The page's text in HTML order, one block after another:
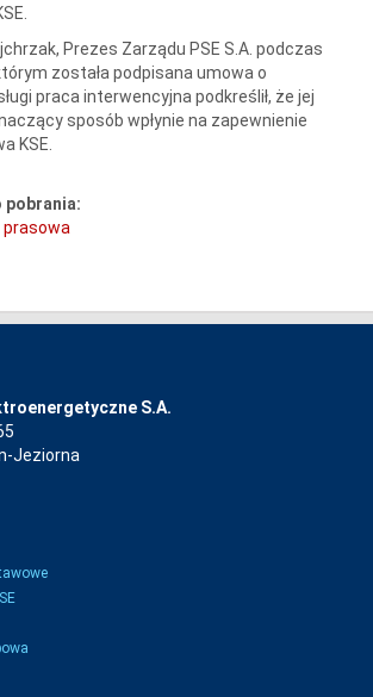
Prezes Zarządu PSE S.A. podczas
została podpisana umowa o
praca interwencyjna podkreślił, że jej
sposób wpłynie na zapewnienie
KSE.
pobrania:
prasowa
S.A.
Jeziorna